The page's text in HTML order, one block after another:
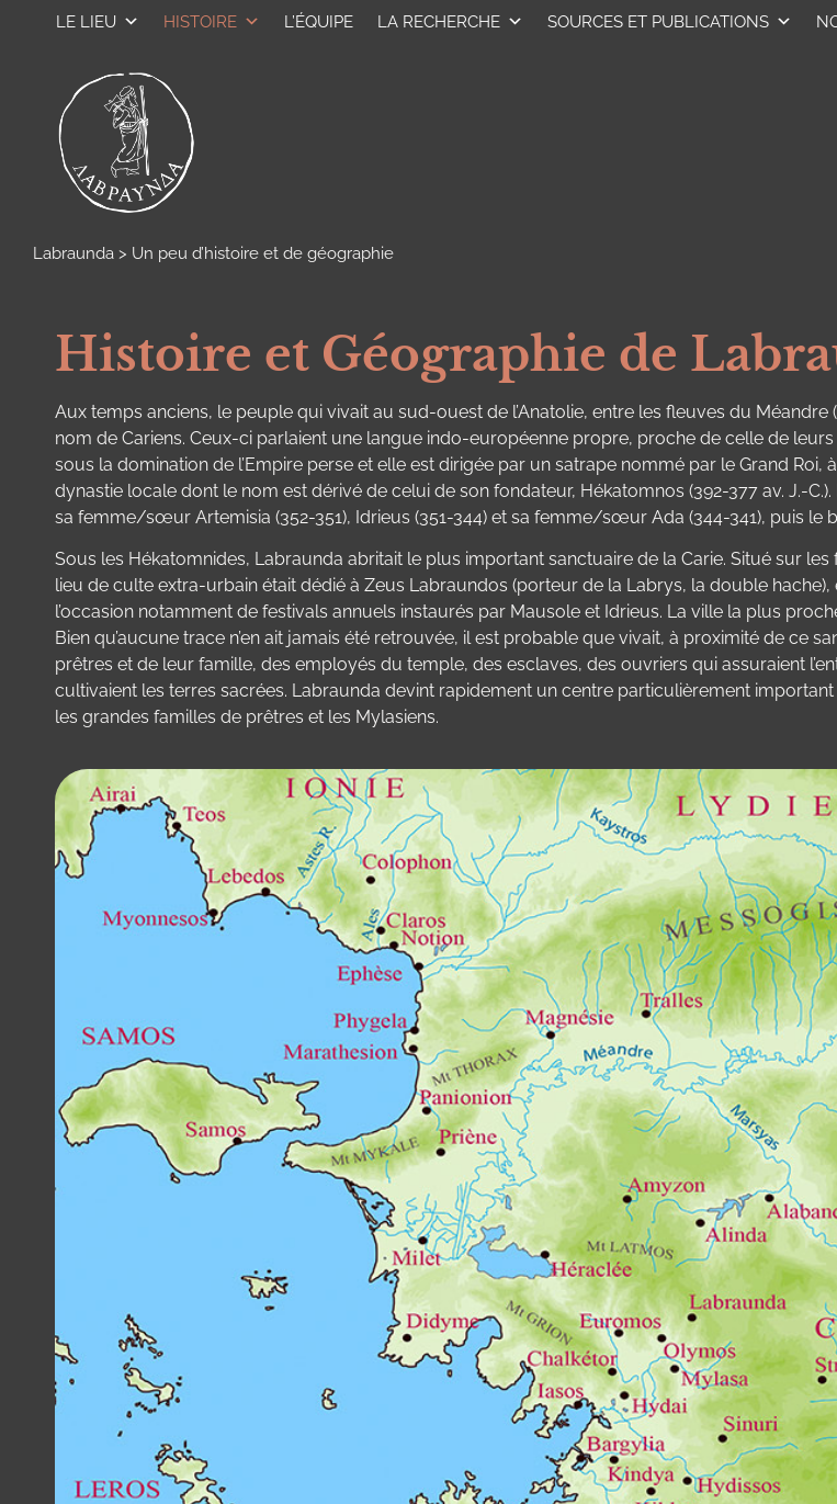
LE LIEU HISTOIRE L’ÉQUIPE LA RECHERCHE SOURCES ET PUBLICATIONS
Labraunda > Un peu d’histoire et de géographie
Histoire et Géographie de
Aux temps anciens, le peuple qui vivait au sud-ouest de l’Anatolie, entre les fleuves du Méandre
nom de Cariens. Ceux-ci parlaient une langue indo-européenne propre, proche de celle de leurs
sous la domination de l’Empire perse et elle est dirigée par un satrape nommé par le Grand Roi,
dynastie locale dont le nom est dérivé de celui de son fondateur, Hékatomnos (392-377 av. J.-
sa femme/sœur Artemisia (352-351), Idrieus (351-344) et sa femme/sœur Ada (344-341), puis le
Sous les Hékatomnides, Labraunda abritait le plus important sanctuaire de la Carie. Situé sur
lieu de culte extra-urbain était dédié à Zeus Labraundos (porteur de la Labrys, la double hache),
l’occasion notamment de festivals annuels instaurés par Mausole et Idrieus. La ville la plus
Bien qu’aucune trace n’en ait jamais été retrouvée, il est probable que vivait, à proximité de ce
prêtres et de leur famille, des employés du temple, des esclaves, des ouvriers qui assuraient
cultivaient les terres sacrées. Labraunda devint rapidement un centre particulièrement
les grandes familles de prêtres et les Mylasiens.